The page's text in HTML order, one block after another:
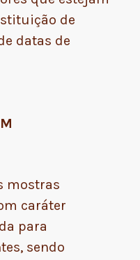
de
datas de
mostras
caráter
para
sendo